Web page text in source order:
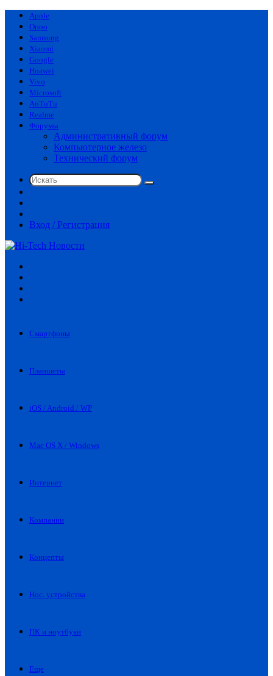
Apple
Oppo
Samsung
Xiaomi
Google
Huawei
Vivo
Microsoft
AnTuTu
Realme
Форумы
Административный форум
Компьютерное железо
Технический форум
Искать
статья
Вход / Регистрация
Смартфоны
Планшеты
iOS / Android / WP
Mac OS X / Windows
Интернет
Компании
Концепты
Нос. устройства
ПК и ноутбуки
Еще